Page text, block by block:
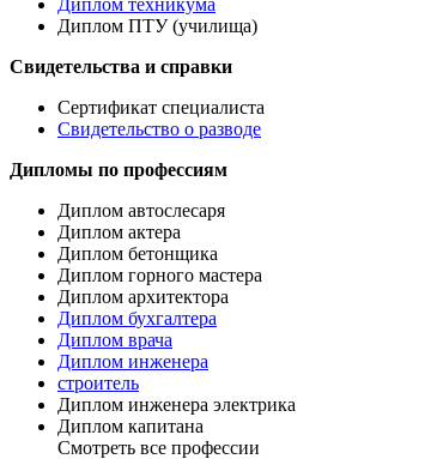
Диплом ПТУ (училища)
Свидетельства и справки
Сертификат специалиста
Свидетельство о разводе
Дипломы по профессиям
Диплом автослесаря
Диплом актера
Диплом бетонщика
Диплом горного мастера
Диплом архитектора
Диплом бухгалтера
Диплом врача
Диплом инженера
строитель
Диплом инженера электрика
Диплом капитана
Смотреть все профессии